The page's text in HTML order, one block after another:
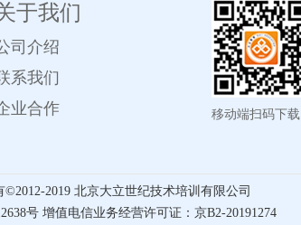
于我们
司介绍
系我们
业合作
移动端扫码下载
©️2012-2019 北京大立世纪技术培训有限公司
号 增值电信业务经营许可证：京B2-20191274